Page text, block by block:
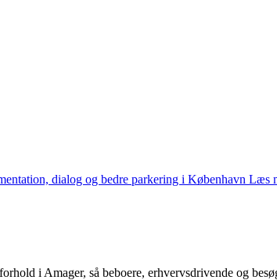
dialog og bedre parkering i København Læs
i Amager, så beboere, erhvervsdrivende og